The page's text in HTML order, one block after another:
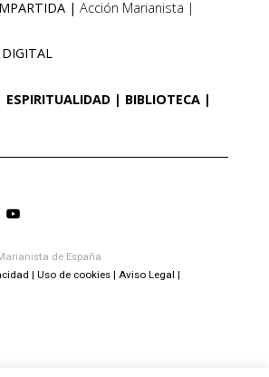
Acción Marianista
DIGITAL
ESPIRITUALIDAD
BIBLIOTECA
de España
Uso de cookies
Aviso Legal